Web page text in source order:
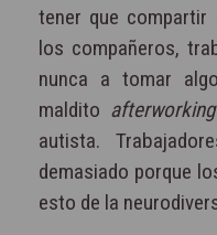
tener que compartir
los compañeros,
nunca a tomar
maldito afterworking
autista.
demasiado porque
esto de la